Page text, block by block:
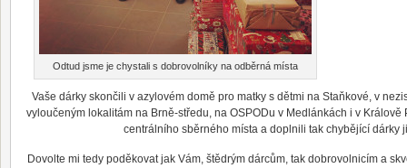
Odtud jsme je chystali s dobrovolníky na odběrná místa
Vaše dárky skončili v azylovém domě pro matky s dětmi na Staňkové, v
vyloučeným lokalitám na Brně-středu, na OSPODu v Medlánkách i v
centrálního sběrného místa a doplnili tak chybějící dárky
Dovolte mi tedy poděkovat jak Vám, štědrým dárcům, tak dobrovolnicím a